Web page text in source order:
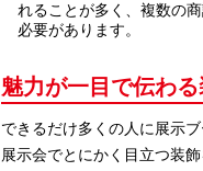
れることが多く、複数の
必要があります。
魅力が一目で伝わ
できるだけ多くの人に展示
展示会でとにかく目立つ装